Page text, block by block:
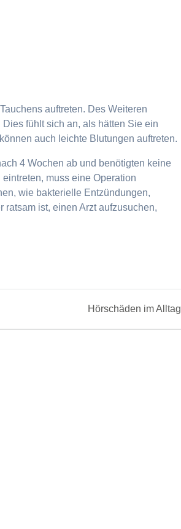
auftreten. Des Weiteren
fühlt sich an, als hätten Sie ein
auch leichte Blutungen auftreten.
4 Wochen ab und benötigten keine
muss eine Operation
wie bakterielle Entzündungen,
ist, einen Arzt aufzusuchen,
Next
Hörschäden im Alltag